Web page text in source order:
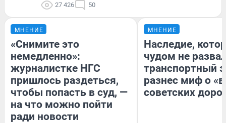
27 426 50
МНЕНИЕ
«Снимите это
немедленно»:
журналистке НГС
пришлось раздеться,
чтобы попасть в суд, —
на что можно пойти
ради новости
МНЕНИЕ
Наследие,
чудом не
транспортный
разнес миф о
советских